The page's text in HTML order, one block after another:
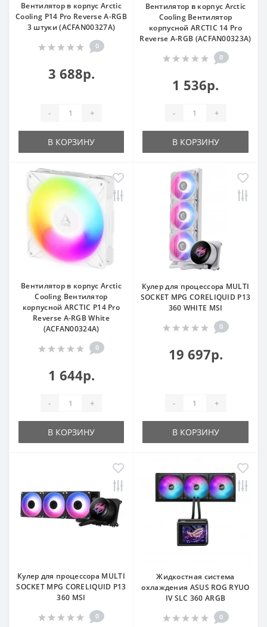
Вентилятор в корпус Arctic
Cooling P14 Pro Reverse A-RGB
3 штуки (ACFAN00327A)
0
3 688р.
- +
В КОРЗИНУ
Вентилятор в корпус Arctic
Cooling Вентилятор
корпусной ARCTIC 14 Pro
Reverse A-RGB (ACFAN00323A)
0
1 536р.
- +
В КОРЗИНУ
Вентилятор в корпус Arctic
Cooling Вентилятор
корпусной ARCTIC P14 Pro
Reverse A-RGB White
(ACFAN00324A)
0
1 644р.
- +
В КОРЗИНУ
Кулер для процессора MULTI
SOCKET MPG CORELIQUID P13
360 WHITE MSI
0
19 697р.
- +
В КОРЗИНУ
Кулер для процессора MULTI
SOCKET MPG CORELIQUID P13
360 MSI
0
Жидкостная система
охлаждения ASUS ROG RYUO
IV SLC 360 ARGB
0